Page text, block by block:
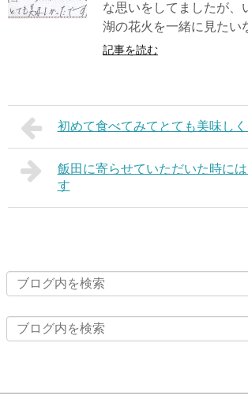
な思いをしてましたが、
湖の花火を一緒に見たい
記事を読む
初めて食べてみてとても美味し
飯田に寄らせていただいた時に
す